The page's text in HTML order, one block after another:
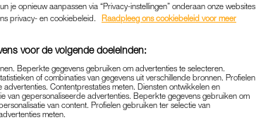
je opnieuw aanpassen via “Privacy-instellingen” onderaan onze websites
privacy- en cookiebeleid.
Raadpleeg ons cookiebeleid voor meer
voor de volgende doeleinden:
Beperkte gegevens gebruiken om advertenties te selecteren.
of combinaties van gegevens uit verschillende bronnen. Profielen
Contentprestaties meten. Diensten ontwikkelen en
van gepersonaliseerde advertenties. Beperkte gegevens gebruiken om
van content. Profielen gebruiken ter selectie van
meten.